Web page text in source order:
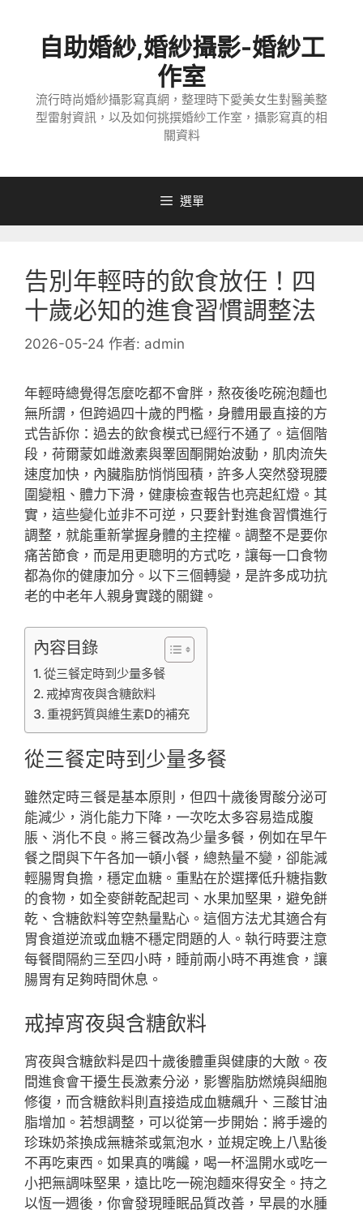
自助婚紗,婚紗攝影-婚紗工
作室
流行時尚婚紗攝影寫真網，整理時下愛美女生對醫美整
型雷射資訊，以及如何挑撰婚紗工作室，攝影寫真的相
關資料
選單
告別年輕時的飲食放任！四
十歲必知的進食習慣調整法
2026-05-24 作者: admin
年輕時總覺得怎麼吃都不會胖，熬夜後吃碗泡麵也
無所謂，但跨過四十歲的門檻，身體用最直接的方
式告訴你：過去的飲食模式已經行不通了。這個階
段，荷爾蒙如雌激素與睪固酮開始波動，肌肉流失
速度加快，內臟脂肪悄悄囤積，許多人突然發現腰
圍變粗、體力下滑，健康檢查報告也亮起紅燈。其
實，這些變化並非不可逆，只要針對進食習慣進行
調整，就能重新掌握身體的主控權。調整不是要你
痛苦節食，而是用更聰明的方式吃，讓每一口食物
都為你的健康加分。以下三個轉變，是許多成功抗
老的中老年人親身實踐的關鍵。
內容目錄
從三餐定時到少量多餐
戒掉宵夜與含糖飲料
重視鈣質與維生素D的補充
從三餐定時到少量多餐
雖然定時三餐是基本原則，但四十歲後胃酸分泌可
能減少，消化能力下降，一次吃太多容易造成腹
脹、消化不良。將三餐改為少量多餐，例如在早午
餐之間與下午各加一頓小餐，總熱量不變，卻能減
輕腸胃負擔，穩定血糖。重點在於選擇低升糖指數
的食物，如全麥餅乾配起司、水果加堅果，避免餅
乾、含糖飲料等空熱量點心。這個方法尤其適合有
胃食道逆流或血糖不穩定問題的人。執行時要注意
每餐間隔約三至四小時，睡前兩小時不再進食，讓
腸胃有足夠時間休息。
戒掉宵夜與含糖飲料
宵夜與含糖飲料是四十歲後體重與健康的大敵。夜
間進食會干擾生長激素分泌，影響脂肪燃燒與細胞
修復，而含糖飲料則直接造成血糖飆升、三酸甘油
脂增加。若想調整，可以從第一步開始：將手邊的
珍珠奶茶換成無糖茶或氣泡水，並規定晚上八點後
不再吃東西。如果真的嘴饞，喝一杯溫開水或吃一
小把無調味堅果，遠比吃一碗泡麵來得安全。持之
以恆一週後，你會發現睡眠品質改善，早晨的水腫